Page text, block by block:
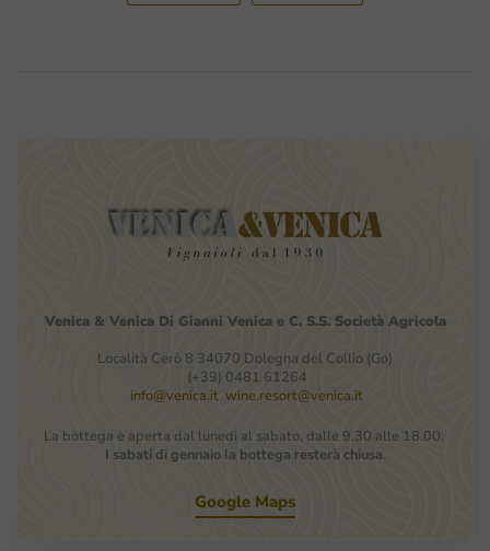
Venica & Venica Di Gianni Venica e C. S.S. Società Agricola
Località Cerò 8 34070 Dolegna del Collio (Go)
(+39) 0481 61264
info@venica.it wine.resort@venica.it
La bottega è aperta dal lunedì al sabato, dalle 9.30 alle 18.00.
I sabati di gennaio la bottega resterà chiusa.
Google Maps